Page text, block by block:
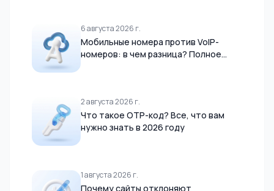
6 августа 2026 г.
Мобильные номера против VoIP-
номеров: в чем разница? Полное
2 августа 2026 г.
Что такое OTP-код? Все, что вам
нужно знать в 2026 году
1 августа 2026 г.
Почему сайты отклоняют